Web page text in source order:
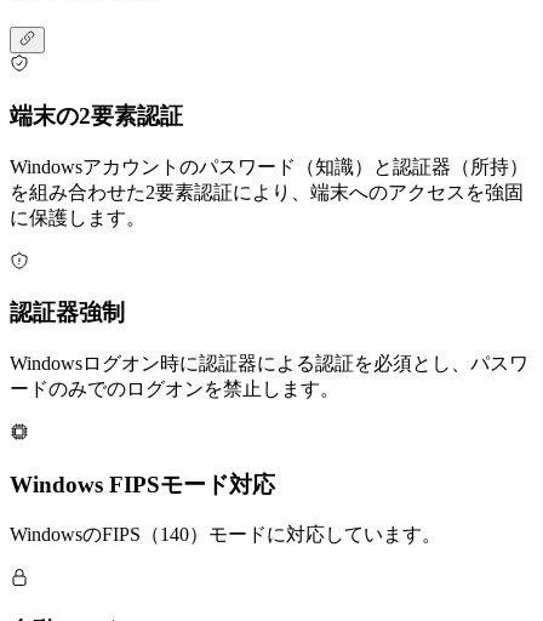
端末の2要素認証
Windowsアカウントのパスワード（知識）と認証器（所持）
を組み合わせた2要素認証により、端末へのアクセスを強固
に保護します。
認証器強制
Windowsログオン時に認証器による認証を必須とし、パスワ
ードのみでのログオンを禁止します。
Windows FIPSモード対応
WindowsのFIPS（140）モードに対応しています。